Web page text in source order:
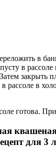
в
в
закрыть
рассоле в
готова.
для 3